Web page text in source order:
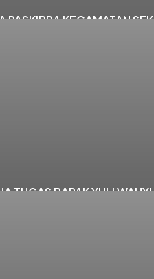
PASKIBRA KECAMATAN
TUGAS BAPAK YULI